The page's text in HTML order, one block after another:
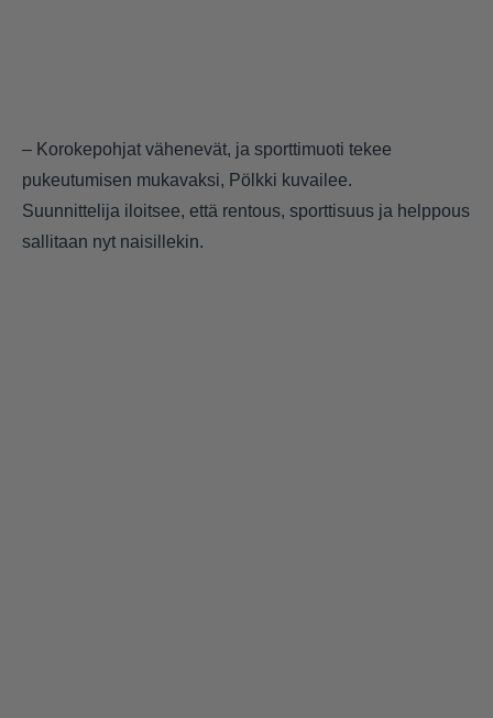
– Korokepohjat vähenevät, ja sporttimuoti tekee
pukeutumisen mukavaksi, Pölkki kuvailee.
Suunnittelija iloitsee, että rentous, sporttisuus ja helppous
sallitaan nyt naisillekin.